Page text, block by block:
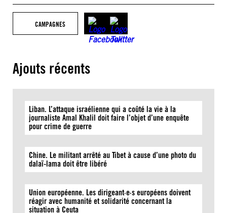
CAMPAGNES
Ajouts récents
Liban. L’attaque israélienne qui a coûté la vie à la
journaliste Amal Khalil doit faire l’objet d’une enquête
pour crime de guerre
Chine. Le militant arrêté au Tibet à cause d’une photo du
dalaï-lama doit être libéré
Union européenne. Les dirigeant·e·s européens doivent
réagir avec humanité et solidarité concernant la
situation à Ceuta